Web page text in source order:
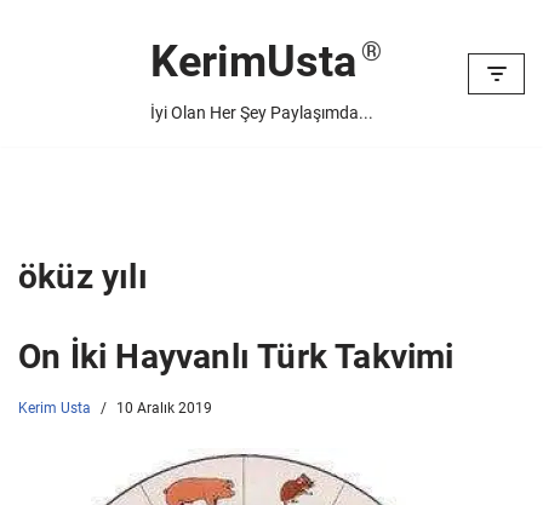
KerimUsta
İyi Olan Her Şey Paylaşımda...
öküz yılı
On İki Hayvanlı Türk Takvimi
Kerim Usta 10 Aralık 2019